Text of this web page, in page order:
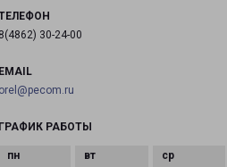
30-24-00
РАБОТЫ